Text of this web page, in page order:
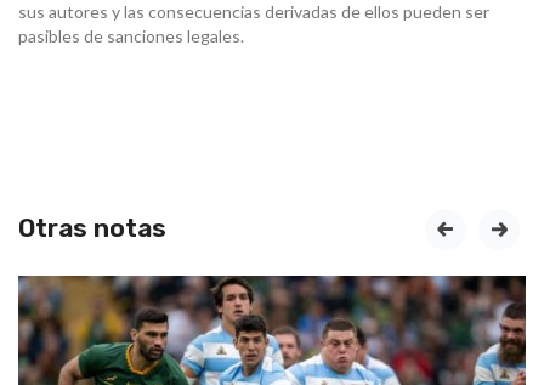
sus autores y las consecuencias derivadas de ellos pueden ser
pasibles de sanciones legales.
Otras notas prev next